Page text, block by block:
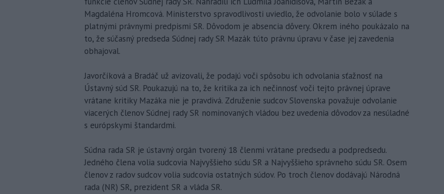
Magdaléna Hromcová. Ministerstvo spravodlivosti uviedlo, že odvolanie bolo v súlade s
platnými právnymi predpismi SR. Dôvodom je absencia dôvery. Okrem iného poukázalo na
to, že súčasný predseda Súdnej rady SR Mazák túto právnu úpravu v čase jej zavedenia
obhajoval.
Javorčíková a Bradáč už avizovali, že podajú voči spôsobu ich odvolania sťažnosť na
Ústavný súd SR. Poukazujú na to, že kritika za ich nečinnosť voči tejto právnej úprave
vrátane kritiky Mazáka nie je pravdivá. Združenie sudcov Slovenska považuje odvolanie
viacerých členov Súdnej rady SR nominovaných vládou bez uvedenia dôvodov za nesúladné
s európskymi štandardmi.
Súdna rada SR je ústavný orgán tvorený 18 členmi vrátane predsedu a podpredsedu.
Jedného člena volia sudcovia Najvyššieho súdu SR a Najvyššieho správneho súdu SR. Osem
členov z radov sudcov volia sudcovia ostatných súdov. Po troch členov dodávajú Národná
rada (NR) SR, prezident SR a vláda SR.